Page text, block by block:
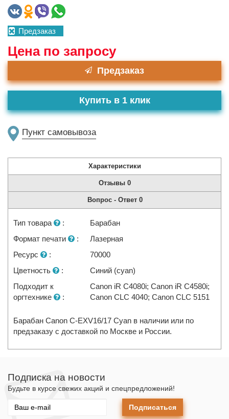
Предзаказ
Цена по запросу
Предзаказ
Пункт самовывоза
Купить в 1 клик
Характеристики
Отзывы 0
Вопрос - Ответ 0
Тип товара :
Барабан
Формат печати
:
Лазерная
Ресурс
:
70000
Цветность
:
Синий (cyan)
Подходит к
оргтехнике
:
Canon iR C4080i; Canon iR C4580i;
Canon CLC 4040; Canon CLC 5151
Барабан Canon C-EXV16/17 Cyan в наличии или по
предзаказу с доставкой по Москве и России.
Подписка на новости
Будьте в курсе свежих акций и спецпредложений!
Подписаться